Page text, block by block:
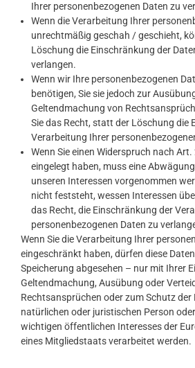
Ihrer personenbezogenen Daten zu
Wenn die Verarbeitung Ihrer
unrechtmäßig geschah / geschieht,
Löschung die Einschränkung der
verlangen.
Wenn wir Ihre personenbezogenen
benötigen, Sie sie jedoch zur
Geltendmachung von
Sie das Recht, statt der Löschung die
Verarbeitung Ihrer
Wenn Sie einen Widerspruch nach Art.
eingelegt haben, muss eine
unseren Interessen vorgenommen
nicht feststeht, wessen Interessen
das Recht, die Einschränkung der
personenbezogenen Daten zu
Wenn Sie die Verarbeitung Ihrer
eingeschränkt haben, dürfen diese
Speicherung abgesehen – nur mit Ihrer
Geltendmachung, Ausübung oder
Rechtsansprüchen oder zum Schutz der
natürlichen oder juristischen Person
wichtigen öffentlichen Interesses der
eines Mitgliedstaats verarbeitet werden.